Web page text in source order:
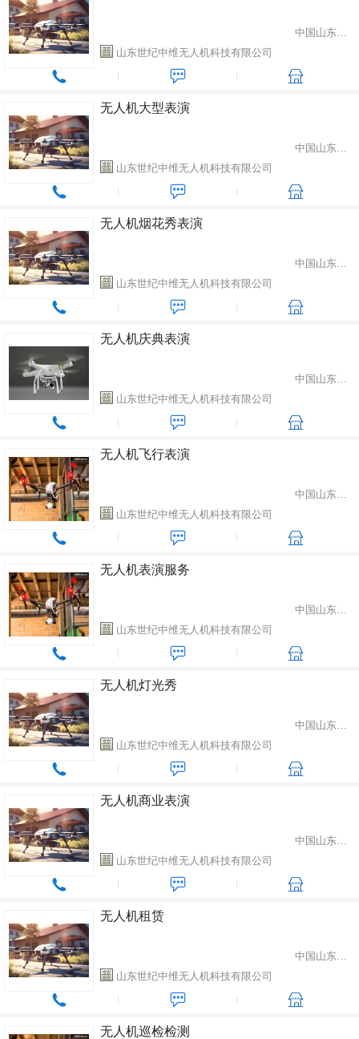
中国山东省潍坊市
山东世纪中维无人机科技有限公司
无人机大型表演
中国山东省潍坊市
山东世纪中维无人机科技有限公司
无人机烟花秀表演
中国山东省潍坊市
山东世纪中维无人机科技有限公司
无人机庆典表演
中国山东省潍坊市
山东世纪中维无人机科技有限公司
无人机飞行表演
中国山东省潍坊市
山东世纪中维无人机科技有限公司
无人机表演服务
中国山东省潍坊市
山东世纪中维无人机科技有限公司
无人机灯光秀
中国山东省潍坊市
山东世纪中维无人机科技有限公司
无人机商业表演
中国山东省潍坊市
山东世纪中维无人机科技有限公司
无人机租赁
中国山东省潍坊市
山东世纪中维无人机科技有限公司
无人机巡检检测